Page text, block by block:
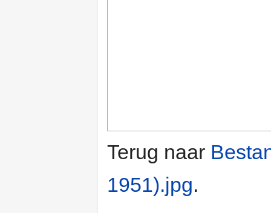
Terug naar
1951).jpg.